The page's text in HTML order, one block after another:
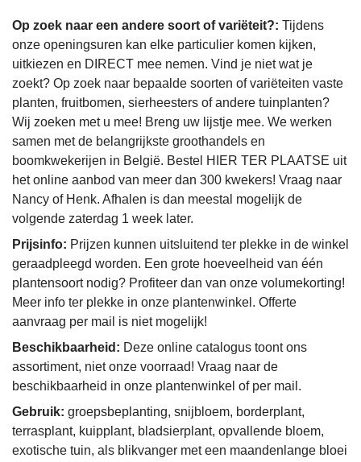
Op zoek naar een andere soort of variëteit?: Tijdens
onze openingsuren kan elke particulier komen kijken,
uitkiezen en DIRECT mee nemen. Vind je niet wat je
zoekt? Op zoek naar bepaalde soorten of variëteiten vaste
planten, fruitbomen, sierheesters of andere tuinplanten?
Wij zoeken met u mee! Breng uw lijstje mee. We werken
samen met de belangrijkste groothandels en
boomkwekerijen in België. Bestel HIER TER PLAATSE uit
het online aanbod van meer dan 300 kwekers! Vraag naar
Nancy of Henk. Afhalen is dan meestal mogelijk de
volgende zaterdag 1 week later.
Prijsinfo: Prijzen kunnen uitsluitend ter plekke in de winkel
geraadpleegd worden. Een grote hoeveelheid van één
plantensoort nodig? Profiteer dan van onze volumekorting!
Meer info ter plekke in onze plantenwinkel. Offerte
aanvraag per mail is niet mogelijk!
Beschikbaarheid: Deze online catalogus toont ons
assortiment, niet onze voorraad! Vraag naar de
beschikbaarheid in onze plantenwinkel of per mail.
Gebruik: groepsbeplanting, snijbloem, borderplant,
terrasplant, kuipplant, bladsierplant, opvallende bloem,
exotische tuin, als blikvanger met een maandenlange bloei